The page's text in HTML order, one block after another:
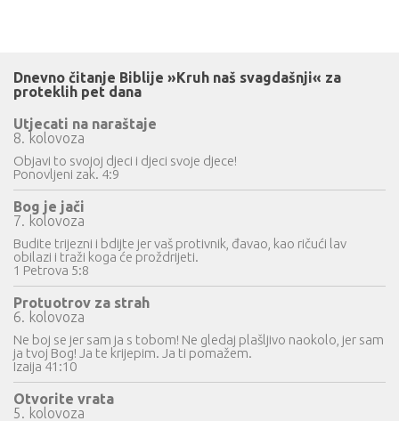
Dnevno čitanje Biblije »Kruh naš svagdašnji« za
proteklih pet dana
Utjecati na naraštaje
8. kolovoza
Objavi to svojoj djeci i djeci svoje djece!
Ponovljeni zak. 4:9
Bog je jači
7. kolovoza
Budite trijezni i bdijte jer vaš protivnik, đavao, kao ričući lav
obilazi i traži koga će proždrijeti.
1 Petrova 5:8
Protuotrov za strah
6. kolovoza
Ne boj se jer sam ja s tobom! Ne gledaj plašljivo naokolo, jer sam
ja tvoj Bog! Ja te krijepim. Ja ti pomažem.
Izaija 41:10
Otvorite vrata
5. kolovoza